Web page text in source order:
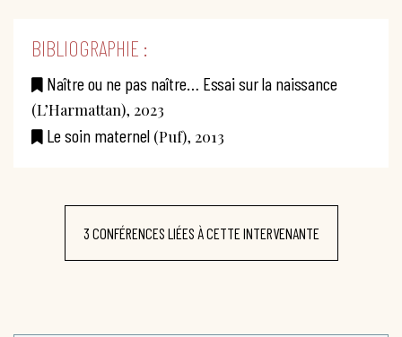
BIBLIOGRAPHIE :
Naître ou ne pas naître… Essai sur la naissance
(L’Harmattan), 2023
Le soin maternel (Puf), 2013
3 CONFÉRENCES LIÉES À CETTE INTERVENANTE